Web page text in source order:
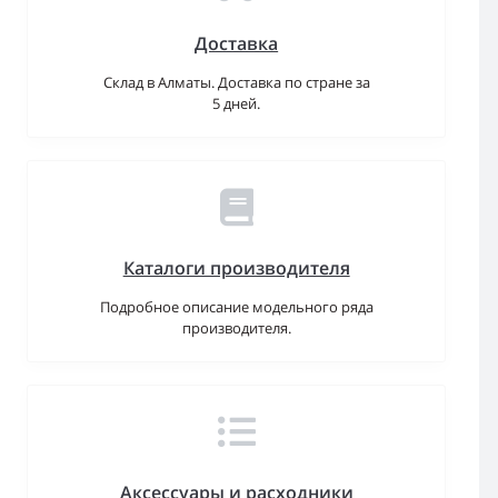
Доставка
Склад в Алматы. Доставка по стране за
5 дней.
Каталоги производителя
Подробное описание модельного ряда
производителя.
Аксессуары и расходники